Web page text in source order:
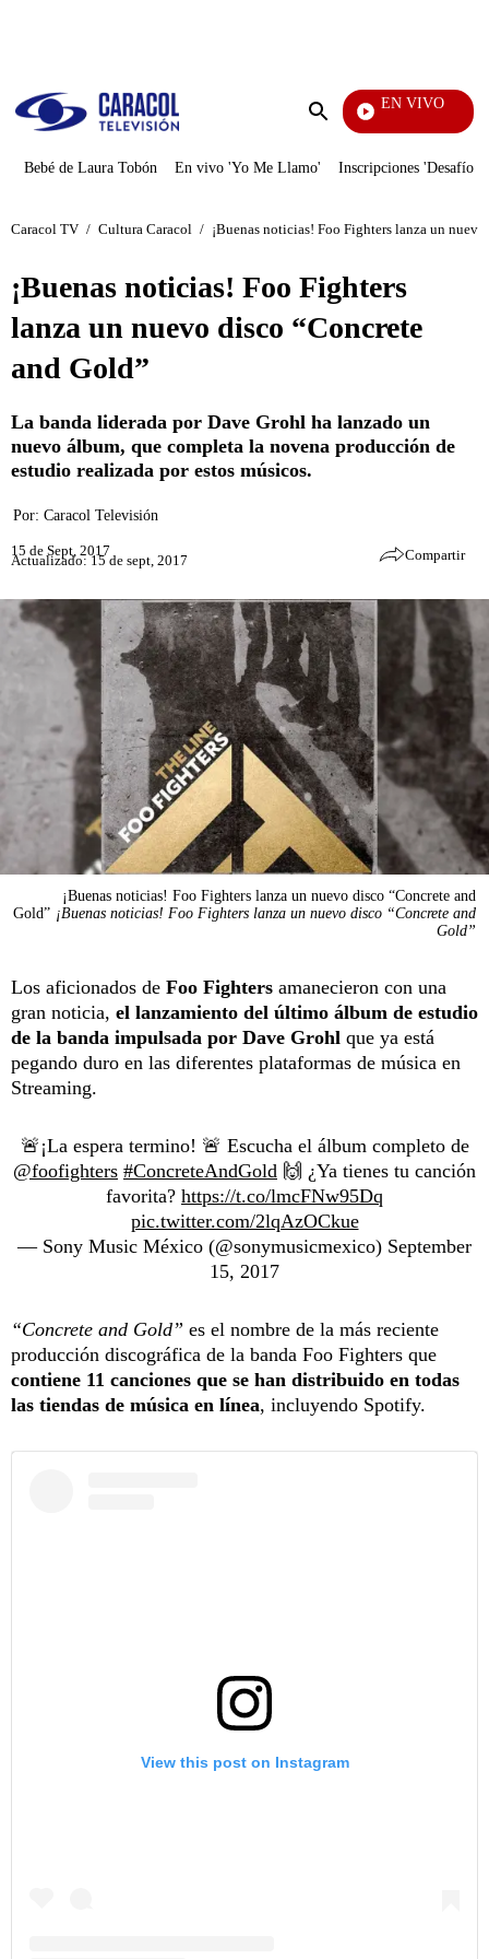
Enviar
EN VIVO
Pura Diversión
Bebé de Laura Tobón En vivo 'Yo Me Llamo' Inscripciones 'Desafío'
Caracol TV / Cultura Caracol / ¡Buenas noticias! Foo Fighters lanza un
¡Buenas noticias! Foo Fighters
lanza un nuevo disco “Concrete
and Gold”
La banda liderada por Dave Grohl ha lanzado un
nuevo álbum, que completa la novena producción de
estudio realizada por estos músicos.
Por: Caracol Televisión
15 de Sept, 2017
Actualizado: 15 de sept, 2017 Compartir
¡Buenas noticias! Foo Fighters lanza un nuevo disco “Concrete and
Gold” ¡Buenas noticias! Foo Fighters lanza un nuevo disco “Concrete and
Gold”
Los aficionados de Foo Fighters amanecieron con una
gran noticia, el lanzamiento del último álbum de estudio
de la banda impulsada por Dave Grohl que ya está
pegando duro en las diferentes plataformas de música en
Streaming.
🚨¡La espera termino! 🚨 Escucha el álbum completo de
@foofighters #ConcreteAndGold 🙌 ¿Ya tienes tu canción
favorita? https://t.co/lmcFNw95Dq
pic.twitter.com/2lqAzOCkue
— Sony Music México (@sonymusicmexico) September
15, 2017
“Concrete and Gold” es el nombre de la más reciente
producción discográfica de la banda Foo Fighters que
contiene 11 canciones que se han distribuido en todas
las tiendas de música en línea, incluyendo Spotify.
View this post on Instagram